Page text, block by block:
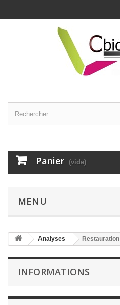
Panier (vide)
MENU
Analyses Restauration
INFORMATIONS